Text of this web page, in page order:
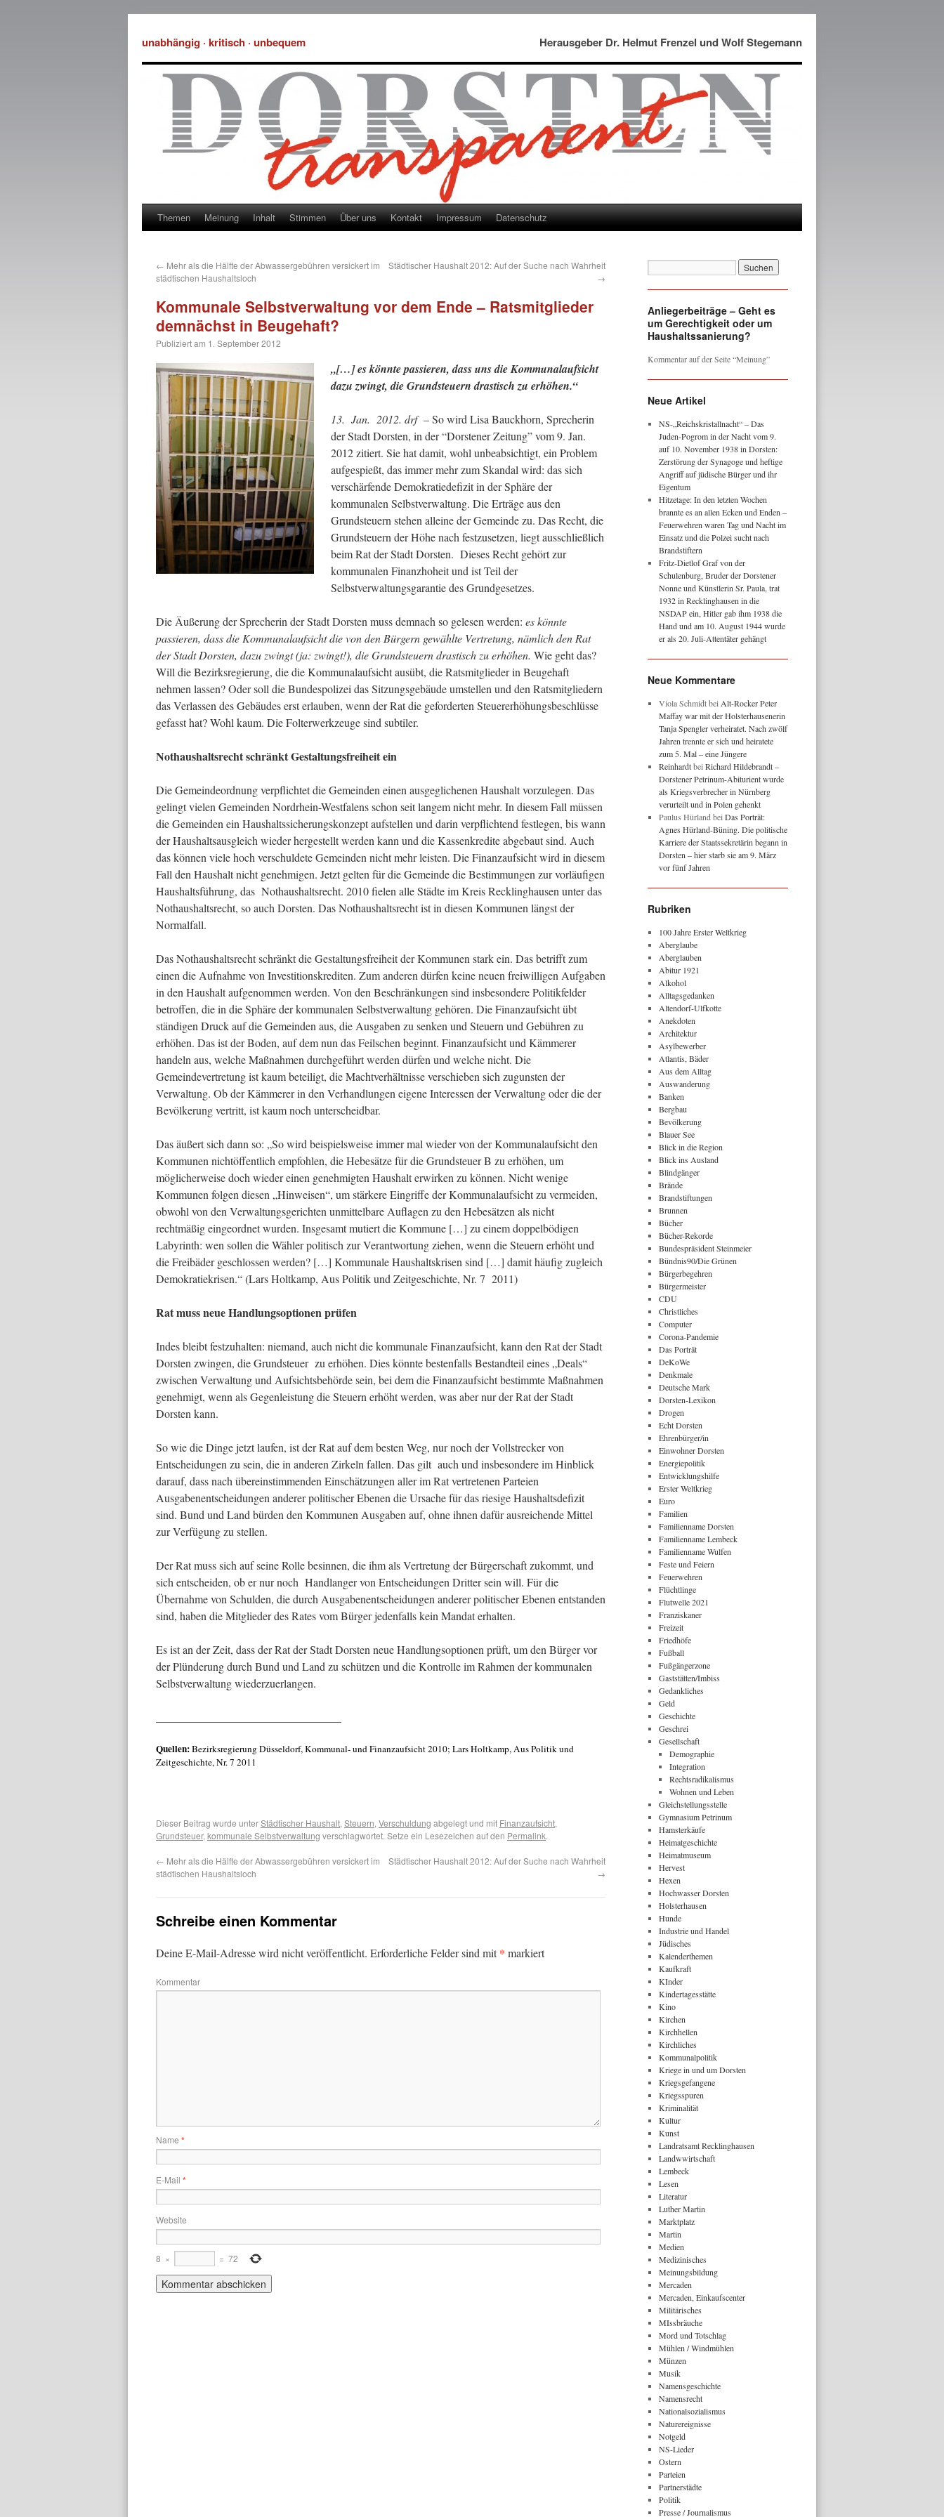
unabhängig · kritisch · unbequem Herausgeber Dr. Helmut Frenzel und Wolf Stegemann
Themen Meinung Inhalt Stimmen Über uns Kontakt Impressum Datenschutz
← Mehr als die Hälfte der Abwassergebühren versickert im
städtischen Haushaltsloch
Städtischer Haushalt 2012: Auf der Suche nach Wahrheit
→
Kommunale Selbstverwaltung vor dem Ende – Ratsmitglieder
demnächst in Beugehaft?
Publiziert am 1. September 2012
„[…] es könnte passieren, dass uns die Kommunalaufsicht
dazu zwingt, die Grundsteuern drastisch zu erhöhen.“
13. Jan. 2012. drf – So wird Lisa Bauckhorn, Sprecherin
der Stadt Dorsten, in der “Dorstener Zeitung” vom 9. Jan.
2012 zitiert. Sie hat damit, wohl unbeabsichtigt, ein Problem
aufgespießt, das immer mehr zum Skandal wird: das sich
verschärfende Demokratiedefizit in der Sphäre der
kommunalen Selbstverwaltung. Die Erträge aus den
Grundsteuern stehen alleine der Gemeinde zu. Das Recht, die
Grundsteuern der Höhe nach festzusetzen, liegt ausschließlich
beim Rat der Stadt Dorsten. Dieses Recht gehört zur
kommunalen Finanzhoheit und ist Teil der
Selbstverwaltungsgarantie des Grundgesetzes.
Die Äußerung der Sprecherin der Stadt Dorsten muss demnach so gelesen werden: es könnte
passieren, dass die Kommunalaufsicht die von den Bürgern gewählte Vertretung, nämlich den Rat
der Stadt Dorsten, dazu zwingt (ja: zwingt!), die Grundsteuern drastisch zu erhöhen. Wie geht das?
Will die Bezirksregierung, die die Kommunalaufsicht ausübt, die Ratsmitglieder in Beugehaft
nehmen lassen? Oder soll die Bundespolizei das Sitzungsgebäude umstellen und den Ratsmitgliedern
das Verlassen des Gebäudes erst erlauben, wenn der Rat die geforderten Steuererhöhungsbeschlüsse
gefasst hat? Wohl kaum. Die Folterwerkzeuge sind subtiler.
Nothaushaltsrecht schränkt Gestaltungsfreiheit ein
Die Gemeindeordnung verpflichtet die Gemeinden einen ausgeglichenen Haushalt vorzulegen. Das
gelingt vielen Gemeinden Nordrhein-Westfalens schon seit langem nicht mehr. In diesem Fall müssen
die Gemeinden ein Haushaltssicherungskonzept aufstellen und darin verpflichtend festlegen, bis wann
der Haushaltsausgleich wieder hergestellt werden kann und die Kassenkredite abgebaut sind. Auch
das können viele hoch verschuldete Gemeinden nicht mehr leisten. Die Finanzaufsicht wird in diesem
Fall den Haushalt nicht genehmigen. Jetzt gelten für die Gemeinde die Bestimmungen zur vorläufigen
Haushaltsführung, das Nothaushaltsrecht. 2010 fielen alle Städte im Kreis Recklinghausen unter das
Nothaushaltsrecht, so auch Dorsten. Das Nothaushaltsrecht ist in diesen Kommunen längst der
Normalfall.
Das Nothaushaltsrecht schränkt die Gestaltungsfreiheit der Kommunen stark ein. Das betrifft zum
einen die Aufnahme von Investitionskrediten. Zum anderen dürfen keine neuen freiwilligen Aufgaben
in den Haushalt aufgenommen werden. Von den Beschränkungen sind insbesondere Politikfelder
betroffen, die in die Sphäre der kommunalen Selbstverwaltung gehören. Die Finanzaufsicht übt
ständigen Druck auf die Gemeinden aus, die Ausgaben zu senken und Steuern und Gebühren zu
erhöhen. Das ist der Boden, auf dem nun das Feilschen beginnt. Finanzaufsicht und Kämmerer
handeln aus, welche Maßnahmen durchgeführt werden dürfen und welche nicht. Die
Gemeindevertretung ist kaum beteiligt, die Machtverhältnisse verschieben sich zugunsten der
Verwaltung. Ob der Kämmerer in den Verhandlungen eigene Interessen der Verwaltung oder die der
Bevölkerung vertritt, ist kaum noch unterscheidbar.
Das äußert sich dann so: „So wird beispielsweise immer mal wieder von der Kommunalaufsicht den
Kommunen nichtöffentlich empfohlen, die Hebesätze für die Grundsteuer B zu erhöhen, um
möglicherweise doch wieder einen genehmigten Haushalt erwirken zu können. Nicht wenige
Kommunen folgen diesen „Hinweisen“, um stärkere Eingriffe der Kommunalaufsicht zu vermeiden,
obwohl von den Verwaltungsgerichten unmittelbare Auflagen zu den Hebesätzen als nicht
rechtmäßig eingeordnet wurden. Insgesamt mutiert die Kommune […] zu einem doppelbödigen
Labyrinth: wen sollen die Wähler politisch zur Verantwortung ziehen, wenn die Steuern erhöht und
die Freibäder geschlossen werden? […] Kommunale Haushaltskrisen sind […] damit häufig zugleich
Demokratiekrisen.“ (Lars Holtkamp, Aus Politik und Zeitgeschichte, Nr. 7 2011)
Rat muss neue Handlungsoptionen prüfen
Indes bleibt festzuhalten: niemand, auch nicht die kommunale Finanzaufsicht, kann den Rat der Stadt
Dorsten zwingen, die Grundsteuer zu erhöhen. Dies könnte bestenfalls Bestandteil eines „Deals“
zwischen Verwaltung und Aufsichtsbehörde sein, bei dem die Finanzaufsicht bestimmte Maßnahmen
genehmigt, wenn als Gegenleistung die Steuern erhöht werden, was aber nur der Rat der Stadt
Dorsten kann.
So wie die Dinge jetzt laufen, ist der Rat auf dem besten Weg, nur noch der Vollstrecker von
Entscheidungen zu sein, die in anderen Zirkeln fallen. Das gilt auch und insbesondere im Hinblick
darauf, dass nach übereinstimmenden Einschätzungen aller im Rat vertretenen Parteien
Ausgabenentscheidungen anderer politischer Ebenen die Ursache für das riesige Haushaltsdefizit
sind. Bund und Land bürden den Kommunen Ausgaben auf, ohne ihnen dafür ausreichende Mittel
zur Verfügung zu stellen.
Der Rat muss sich auf seine Rolle besinnen, die ihm als Vertretung der Bürgerschaft zukommt, und
sich entscheiden, ob er nur noch Handlanger von Entscheidungen Dritter sein will. Für die
Übernahme von Schulden, die durch Ausgabenentscheidungen anderer politischer Ebenen entstanden
sind, haben die Mitglieder des Rates vom Bürger jedenfalls kein Mandat erhalten.
Es ist an der Zeit, dass der Rat der Stadt Dorsten neue Handlungsoptionen prüft, um den Bürger vor
der Plünderung durch Bund und Land zu schützen und die Kontrolle im Rahmen der kommunalen
Selbstverwaltung wiederzuerlangen.
Quellen:Bezirksregierung Düsseldorf, Kommunal- und Finanzaufsicht 2010; Lars Holtkamp, Aus Politik und
Zeitgeschichte, Nr. 7 2011
Dieser Beitrag wurde unterStädtischer Haushalt, Steuern, Verschuldung abgelegt und mit Finanzaufsicht,
Grundsteuer, kommunale Selbstverwaltung verschlagwortet. Setze ein Lesezeichen auf den Permalink.
← Mehr als die Hälfte der Abwassergebühren versickert im
städtischen Haushaltsloch
Städtischer Haushalt 2012: Auf der Suche nach Wahrheit
→
Schreibe einen Kommentar
Deine E-Mail-Adresse wird nicht veröffentlicht. Erforderliche Felder sind mit* markiert
Kommentar
Name *
E-Mail *
Website
8 × = 72
Anliegerbeiträge – Geht es
um Gerechtigkeit oder um
Haushaltssanierung?
Kommentar auf der Seite “Meinung”
Neue Artikel
NS-„Reichskristallnacht“ – Das
Juden-Pogrom in der Nacht vom 9.
auf 10. November 1938 in Dorsten:
Zerstörung der Synagoge und heftige
Angriff auf jüdische Bürger und ihr
Eigentum
Hitzetage: In den letzten Wochen
brannte es an allen Ecken und Enden –
Feuerwehren waren Tag und Nacht im
Einsatz und die Polzei sucht nach
Brandstiftern
Fritz-Dietlof Graf von der
Schulenburg, Bruder der Dorstener
Nonne und Künstlerin Sr. Paula, trat
1932 in Recklinghausen in die
NSDAP ein, Hitler gab ihm 1938 die
Hand und am 10. August 1944 wurde
er als 20. Juli-Attentäter gehängt
Neue Kommentare
Viola Schmidtbei Alt-Rocker Peter
Maffay war mit der Holsterhausenerin
Tanja Spengler verheiratet. Nach zwölf
Jahren trennte er sich und heiratete
zum 5. Mal – eine Jüngere
Reinhardtbei Richard Hildebrandt –
Dorstener Petrinum-Abiturient wurde
als Kriegsverbrecher in Nürnberg
verurteilt und in Polen gehenkt
Paulus Hürland bei Das Porträt:
Agnes Hürland-Büning. Die politische
Karriere der Staatssekretärin begann in
Dorsten – hier starb sie am 9. März
vor fünf Jahren
Rubriken
100 Jahre Erster Weltkrieg
Aberglaube
Aberglauben
Abitur 1921
Alkohol
Alltagsgedanken
Altendorf-Ulfkotte
Anekdoten
Architektur
Asylbewerber
Atlantis, Bäder
Aus dem Alltag
Auswanderung
Banken
Bergbau
Bevölkerung
Blauer See
Blick in die Region
Blick ins Ausland
Blindgänger
Brände
Brandstiftungen
Brunnen
Bücher
Bücher-Rekorde
Bundespräsident Steinmeier
Bündnis90/Die Grünen
Bürgerbegehren
Bürgermeister
CDU
Christliches
Computer
Corona-Pandemie
Das Porträt
DeKoWe
Denkmale
Deutsche Mark
Dorsten-Lexikon
Drogen
Echt Dorsten
Ehrenbürger/in
Einwohner Dorsten
Energiepolitik
Entwicklungshilfe
Erster Weltkrieg
Euro
Familien
Familienname Dorsten
Familienname Lembeck
Familienname Wulfen
Feste und Feiern
Feuerwehren
Flüchtlinge
Flutwelle 2021
Franziskaner
Freizeit
Friedhöfe
Fußball
Fußgängerzone
Gaststätten/Imbiss
Gedankliches
Geld
Geschichte
Geschrei
Gesellschaft
Demographie
Integration
Rechtsradikalismus
Wohnen und Leben
Gleichstellungsstelle
Gymnasium Petrinum
Hamsterkäufe
Heimatgeschichte
Heimatmuseum
Hervest
Hexen
Hochwasser Dorsten
Holsterhausen
Hunde
Industrie und Handel
Jüdisches
Kalenderthemen
Kaufkraft
KInder
Kindertagesstätte
Kino
Kirchen
Kirchhellen
Kirchliches
Kommunalpolitik
Kriege in und um Dorsten
Kriegsgefangene
Kriegsspuren
Kriminalität
Kultur
Kunst
Landratsamt Recklinghausen
Landwwirtschaft
Lembeck
Lesen
Literatur
Luther Martin
Marktplatz
Martin
Medien
Medizinisches
Meinungsbildung
Mercaden
Mercaden, Einkaufscenter
Militärisches
MIssbräuche
Mord und Totschlag
Mühlen / Windmühlen
Münzen
Musik
Namensgeschichte
Namensrecht
Nationalsozialismus
Naturereignisse
Notgeld
NS-Lieder
Ostern
Parteien
Partnerstädte
Politik
Presse / Journalismus